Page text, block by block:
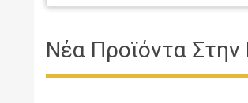
Νέα Προϊόντα Στην